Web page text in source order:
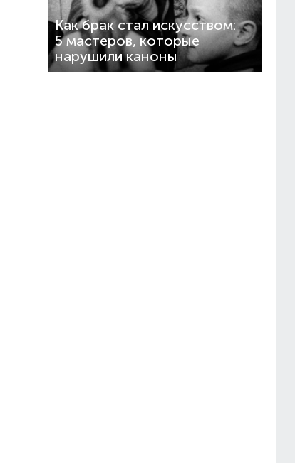
Как брак стал искусством:
5 мастеров, которые
нарушили каноны